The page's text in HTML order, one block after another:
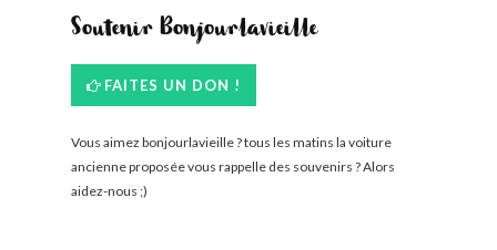
Soutenir Bonjourlavieille
FAITES UN DON !
Vous aimez bonjourlavieille ? tous les matins la voiture
ancienne proposée vous rappelle des souvenirs ? Alors
aidez-nous ;)